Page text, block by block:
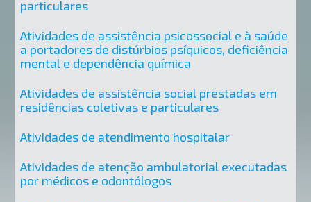
particulares
Atividades de assistência psicossocial e à saúde
a portadores de distúrbios psíquicos, deficiência
mental e dependência química
Atividades de assistência social prestadas em
residências coletivas e particulares
Atividades de atendimento hospitalar
Atividades de atenção ambulatorial executadas
por médicos e odontólogos